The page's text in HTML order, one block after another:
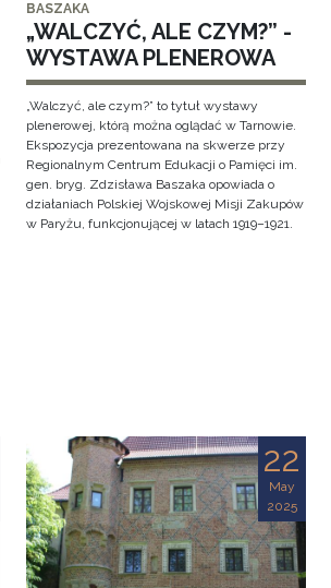
BASZAKA
„WALCZYĆ, ALE CZYM?” -
WYSTAWA PLENEROWA
„Walczyć, ale czym?” to tytuł wystawy
plenerowej, którą można oglądać w Tarnowie.
Ekspozycja prezentowana na skwerze przy
Regionalnym Centrum Edukacji o Pamięci im.
gen. bryg. Zdzisława Baszaka opowiada o
działaniach Polskiej Wojskowej Misji Zakupów
w Paryżu, funkcjonującej w latach 1919–1921.
22
May
2025